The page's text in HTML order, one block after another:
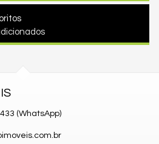
(WhatsApp)